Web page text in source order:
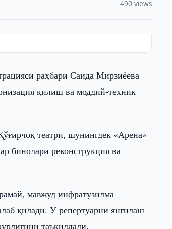
490 views
раҳбари Саида Мирзиёева
қилиш ва моддий-техник
театри, шунингдек «Арена»
бинолари реконструкция ва
мавжуд инфратузилма
қилади. У репертуарни янгилаш
таъкидлади.